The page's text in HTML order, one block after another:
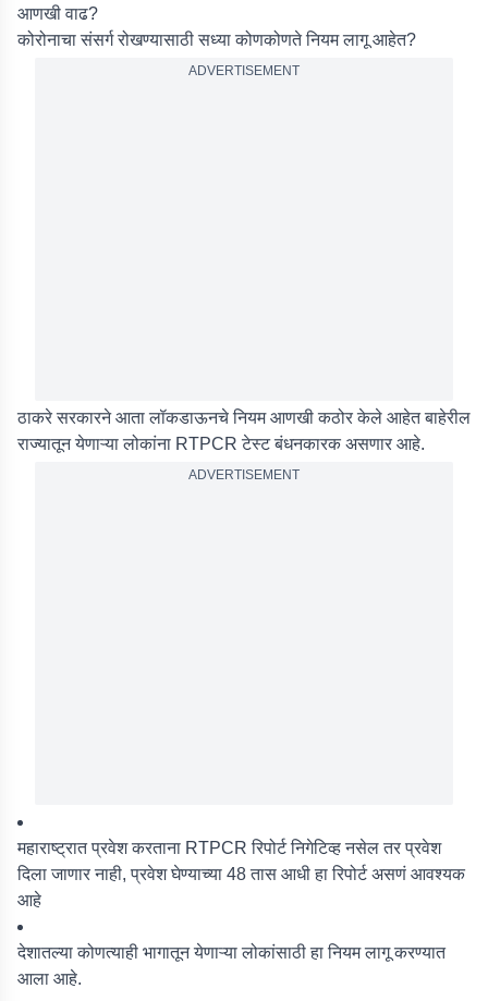
आणखी वाढ?
कोरोनाचा संसर्ग रोखण्यासाठी सध्या कोणकोणते नियम लागू आहेत?
ADVERTISEMENT
ठाकरे सरकारने आता लॉकडाऊनचे नियम आणखी कठोर केले आहेत बाहेरील
राज्यातून येणाऱ्या लोकांना RTPCR टेस्ट बंधनकारक असणार आहे.
ADVERTISEMENT
महाराष्ट्रात प्रवेश करताना RTPCR रिपोर्ट निगेटिव्ह नसेल तर प्रवेश
दिला जाणार नाही, प्रवेश घेण्याच्या 48 तास आधी हा रिपोर्ट असणं आवश्यक
आहे
देशातल्या कोणत्याही भागातून येणाऱ्या लोकांसाठी हा नियम लागू करण्यात
आला आहे.